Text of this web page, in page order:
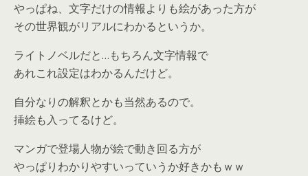
やっぱね、文字だけの情報よりも絵があった方が
その世界観がリアルにわかるというか。
ライトノベルだと…もちろん文字情報で
あれこれ設定はわかるんだけど。
自分なりの解釈とかも当然あるので。
挿絵も入ってるけど。
マンガで登場人物が絵で動き回る方が
やっぱりわかりやすいっていうか好きかもｗｗ